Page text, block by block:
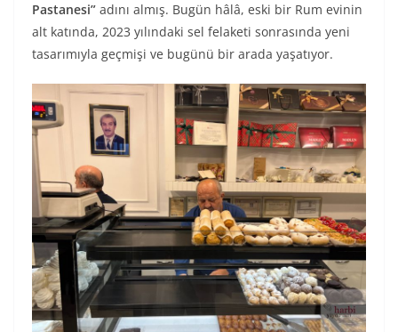
Pastanesi” adını almış. Bugün hâlâ, eski bir Rum evinin
alt katında, 2023 yılındaki sel felaketi sonrasında yeni
tasarımıyla geçmişi ve bugünü bir arada yaşatıyor.